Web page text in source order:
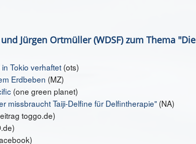
Jürgen Ortmüller (WDSF) zum Thema "Die
Tokio verhaftet (ots)
Erdbeben (MZ)
(one green planet)
missbraucht Taiji-Delfine für Delfintherapie" (NA)
toggo.de)